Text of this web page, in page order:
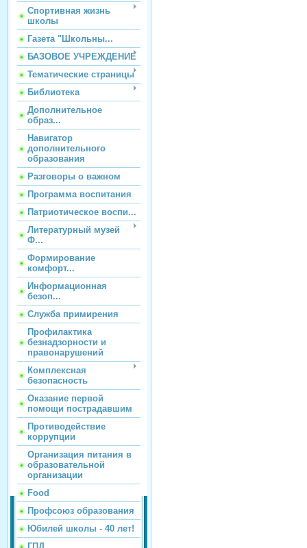
Спортивная жизнь
школы
Газета "Школьны...
БАЗОВОЕ УЧРЕЖДЕНИЕ
Тематические страницы
Библиотека
Дополнительное
образ...
Навигатор
дополнительного
образования
Разговоры о важном
Программа воспитания
Патриотическое воспи...
Литературный музей
Ф...
Формирование
комфорт...
Информационная
безоп...
Служба примирения
Профилактика
безнадзорности и
правонарушений
Комплексная
безопасность
Оказание первой
помощи пострадавшим
Противодействие
коррупции
Организация питания в
образовательной
организации
Food
Профсоюз образования
Юбилей школы - 40 лет!